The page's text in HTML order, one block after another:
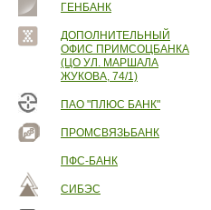
ГЕНБАНК
ДОПОЛНИТЕЛЬНЫЙ
ОФИС ПРИМСОЦБАНКА
(ЦО УЛ. МАРШАЛА
ЖУКОВА, 74/1)
ПАО "ПЛЮС БАНК"
ПРОМСВЯЗЬБАНК
ПФС-БАНК
СИБЭС